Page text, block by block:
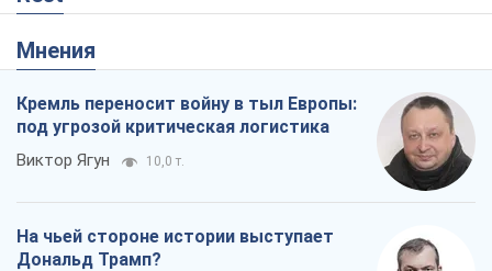
Мнения
Кремль переносит войну в тыл Европы:
под угрозой критическая логистика
Виктор Ягун 10,0 т.
На чьей стороне истории выступает
Дональд Трамп?